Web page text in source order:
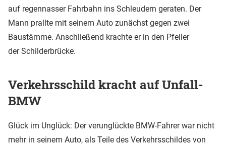
auf regennasser Fahrbahn ins Schleudern geraten. Der
Mann prallte mit seinem Auto zunächst gegen zwei
Baustämme. Anschließend krachte er in den Pfeiler
der Schilderbrücke.
Verkehrsschild kracht auf Unfall-
BMW
Glück im Unglück: Der verunglückte BMW-Fahrer war nicht
mehr in seinem Auto, als Teile des Verkehrsschildes von